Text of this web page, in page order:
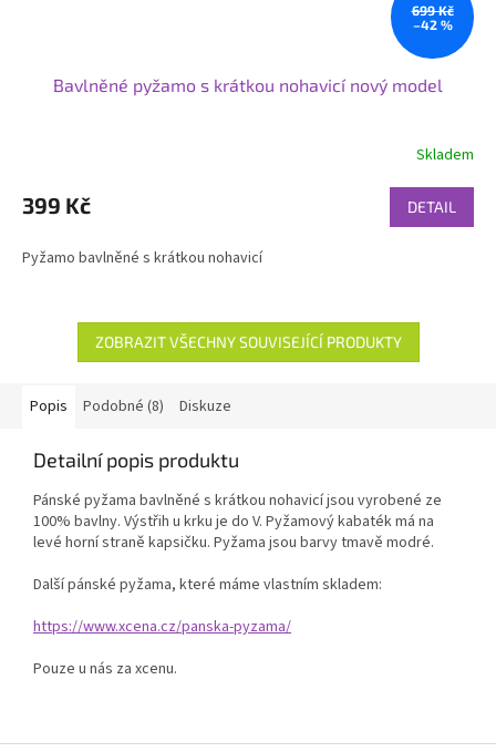
699 Kč
–42 %
Bavlněné pyžamo s krátkou nohavicí nový model
Skladem
399 Kč DETAIL
Pyžamo bavlněné s krátkou nohavicí
ZOBRAZIT VŠECHNY SOUVISEJÍCÍ PRODUKTY
Popis Podobné (8) Diskuze
Detailní popis produktu
Pánské pyžama bavlněné s krátkou nohavicí jsou vyrobené ze
100% bavlny. Výstřih u krku je do V. Pyžamový kabaték má na
levé horní straně kapsičku. Pyžama jsou barvy tmavě modré.
Další pánské pyžama, které máme vlastním skladem:
https://www.xcena.cz/panska-pyzama/
Pouze u nás za xcenu.